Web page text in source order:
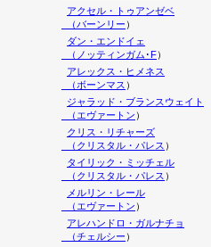
アクセル・トゥアンゼベ
（バーンリー）
ダン・エンドイェ
（ ノッティンガム･F）
アレックス・ヒメネス
（ボーンマス ）
ジャラッド・ブランスウェイト
（エヴァートン）
クリス・リチャーズ
（クリスタル・パレス ）
タイリック・ミッチェル
（クリスタル・パレス ）
メルリン・レール
（エヴァートン）
アレハンドロ・ガルナチョ
（チェルシー）